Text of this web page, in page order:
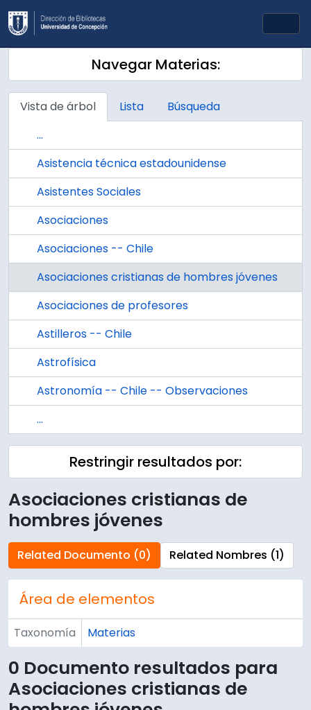
Skip to main content
Navegar Materias:
Vista de árbol Lista
Búsqueda
...
Asistencia técnica estadounidense
Asistentes Sociales
Asociaciones
Asociaciones -- Chile
Asociaciones cristianas de hombres jóvenes
Asociaciones de profesores
Astilleros -- Chile
Astrofísica
Astronomía -- Chile -- Observaciones
...
Restringir resultados por:
Asociaciones cristianas de
hombres jóvenes
Related Documento (0) Related Nombres (1)
Área de elementos
Taxonomía Materias
0 Documento resultados para
Asociaciones cristianas de